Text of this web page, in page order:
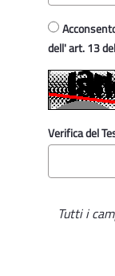
dell' art. 13
Verifica del
Tutti i